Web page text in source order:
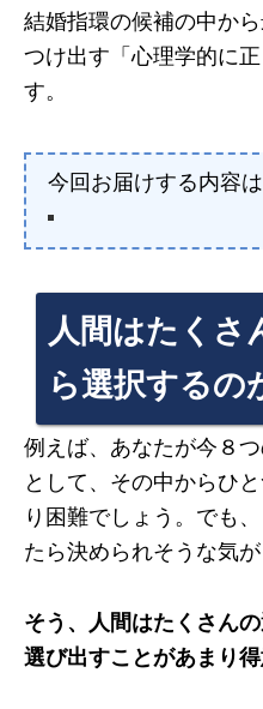
結婚指環の候補の中か
つけ出す「心理学的に
す。
今回お届けする内容
人間はたくさ
ら選択するの
例えば、あなたが今８
として、その中からひ
り困難でしょう。でも
たら決められそうな気
そう、人間はたくさん
選び出すことがあまり得